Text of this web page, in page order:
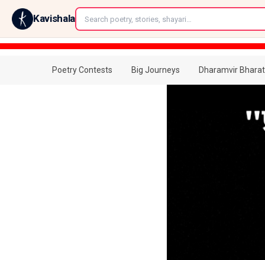
Kavishala
Poetry Contests Big Journeys Dharamvir